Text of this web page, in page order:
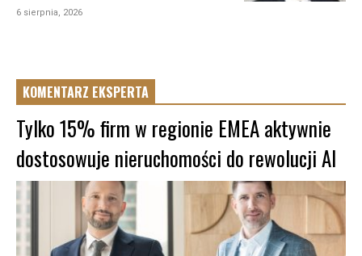
6 sierpnia, 2026
KOMENTARZ EKSPERTA
Tylko 15% firm w regionie EMEA aktywnie
dostosowuje nieruchomości do rewolucji AI